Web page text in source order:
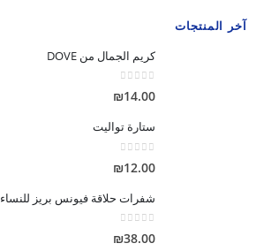
آخر المنتجات
كريم الجمال من DOVE
0
out of 5
₪14.00
ستارة تواليت
₪12.00
شفرات حلاقة فيونس بريز للنساء
0
out of 5
₪38.00